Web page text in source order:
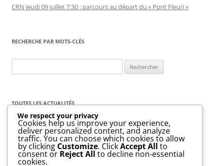
CRN jeudi 09 juillet 7:30 : parcours au départ du « Pont Fleuri »
RECHERCHE PAR MOTS-CLÉS
TOUTES LES ACTUALITÉS
Toutes
les
actualités
We respect your privacy
Cookies help us improve your experience,
deliver personalized content, and analyze
traffic. You can choose which cookies to allow
by clicking Customize. ClickAccept All to
consent or Reject All to decline non-essential
cookies.